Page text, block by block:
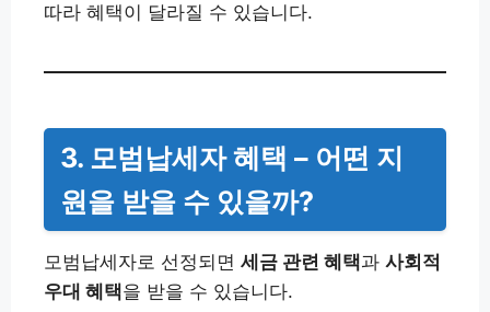
따라 혜택이 달라질 수 있습니다.
3. 모범납세자 혜택 – 어떤 지
원을 받을 수 있을까?
모범납세자로 선정되면 세금 관련 혜택과 사회적
우대 혜택을 받을 수 있습니다.